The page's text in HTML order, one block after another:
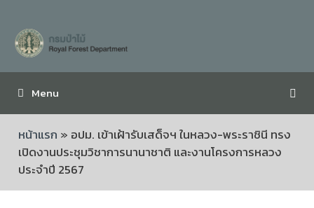
Menu
หน้าแรก » อปม. เข้าเฝ้ารับเสด็จฯ ในหลวง-พระราชินี ทรง
เปิดงานประชุมวิชาการนานาชาติ และงานโครงการหลวง
ประจำปี 2567